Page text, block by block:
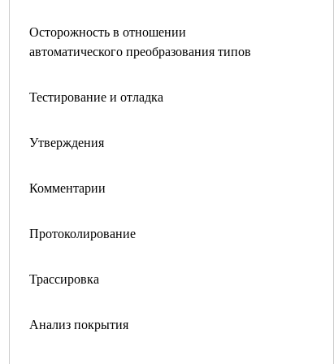
Осторожность в отношении
автоматического преобразования типов
Тестирование и отладка
Утверждения
Комментарии
Протоколирование
Трассировка
Анализ покрытия